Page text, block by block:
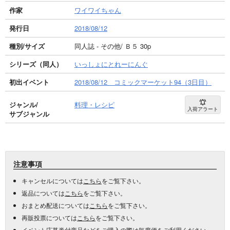
作家
ワイワイちゃん
発行日
2018/08/12
種別/サイズ
同人誌 - その他/ Ｂ５ 30p
シリーズ（同人）
いっしょにとれーにんぐ
初出イベント
2018/08/12 コミックマーケット94（3日目）
ジャンル/
サブジャンル
料理・レシピ 入荷アラート
注意事項
キャンセルについては こちらをご覧下さい。
返品については こちらをご覧下さい。
おまとめ配送については こちらをご覧下さい。
再販投票については こちらをご覧下さい。